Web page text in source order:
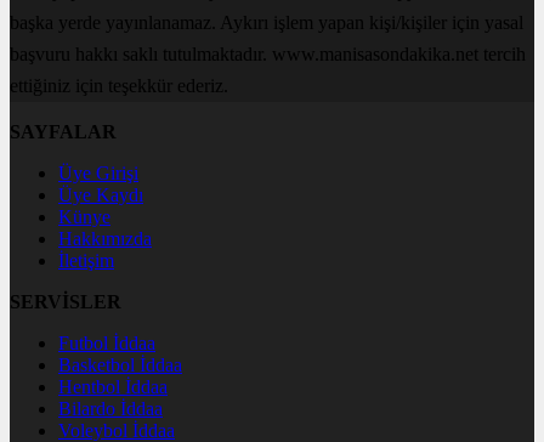
başka yerde yayınlanamaz. Aykırı işlem yapan kişi/kişiler için yasal
başvuru hakkı saklı tutulmaktadır. www.manisasondakika.net tercih
ettiğiniz için teşekkür ederiz.
SAYFALAR
Üye Girişi
Üye Kaydı
Künye
Hakkımızda
İletişim
SERVİSLER
Futbol İddaa
Basketbol İddaa
Hentbol İddaa
Bilardo İddaa
Voleybol İddaa